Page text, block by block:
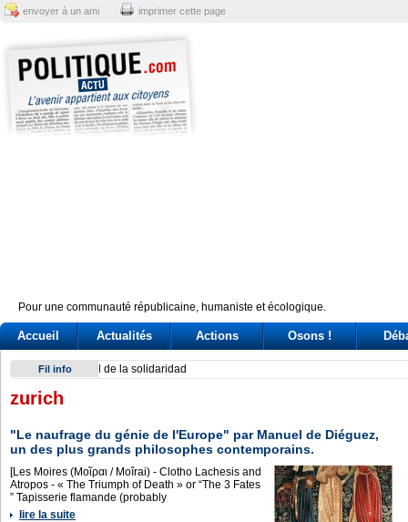
envoyer à un ami imprimer cette page
Pour une communauté républicaine, humaniste et écologique.
Accueil Actualités Actions Osons !
Fil info Exodus: West Bank hardships drive out Palestinian
zurich
"Le naufrage du génie de l'Europe" par Manuel de Diéguez,
un des plus grands philosophes contemporains.
[Les Moires (Μοῖραι / Moîrai) - Clotho Lachesis and
Atropos - « The Triumph of Death » or “The 3 Fates
” Tapisserie flamande (probably
lire la suite